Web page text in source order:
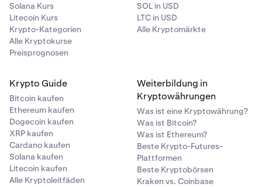
Solana Kurs
Litecoin Kurs
Krypto-Kategorien
Alle Kryptokurse
Preisprognosen
SOL in USD
LTC in USD
Alle Kryptomärkte
Krypto Guide
Bitcoin kaufen
Ethereum kaufen
Dogecoin kaufen
XRP kaufen
Cardano kaufen
Solana kaufen
Litecoin kaufen
Alle Kryptoleitfäden
Weiterbildung in
Kryptowährungen
Was ist eine Kryptowährung?
Was ist Bitcoin?
Was ist Ethereum?
Beste Krypto-Futures-
Plattformen
Beste Kryptobörsen
Kraken vs. Coinbase